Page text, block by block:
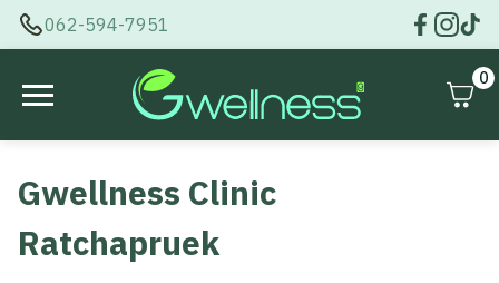
062-594-7951
0
Gwellness Clinic
Ratchapruek